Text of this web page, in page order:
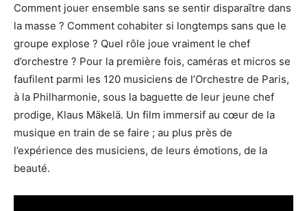
Comment jouer ensemble sans se sentir disparaître dans
la masse ? Comment cohabiter si longtemps sans que le
groupe explose ? Quel rôle joue vraiment le chef
d’orchestre ? Pour la première fois, caméras et micros se
faufilent parmi les 120 musiciens de l’Orchestre de Paris,
à la Philharmonie, sous la baguette de leur jeune chef
prodige, Klaus Mäkelä. Un film immersif au cœur de la
musique en train de se faire ; au plus près de
l’expérience des musiciens, de leurs émotions, de la
beauté.